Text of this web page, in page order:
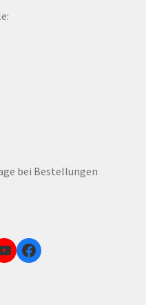
bei Bestellungen
Facebook